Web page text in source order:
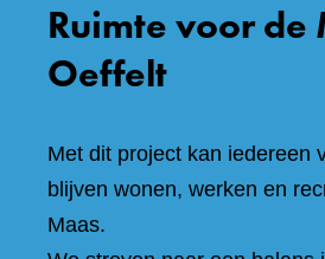
Ruimte voor de
Oeffelt
Met dit project kan iedereen
blijven wonen, werken en
Maas.